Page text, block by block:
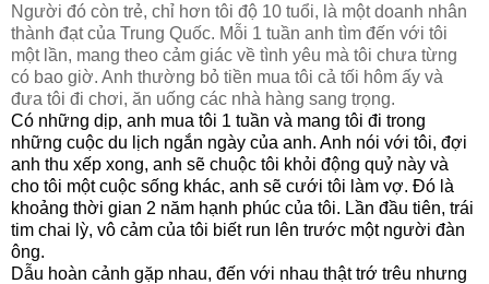
Người đó còn trẻ, chỉ hơn tôi độ 10 tuổi, là một doanh nhân
thành đạt của Trung Quốc. Mỗi 1 tuần anh tìm đến với tôi
một lần, mang theo cảm giác về tình yêu mà tôi chưa từng
có bao giờ. Anh thường bỏ tiền mua tôi cả tối hôm ấy và
đưa tôi đi chơi, ăn uống các nhà hàng sang trọng.
Có những dịp, anh mua tôi 1 tuần và mang tôi đi trong
những cuộc du lịch ngắn ngày của anh. Anh nói với tôi, đợi
anh thu xếp xong, anh sẽ chuộc tôi khỏi động quỷ này và
cho tôi một cuộc sống khác, anh sẽ cưới tôi làm vợ. Đó là
khoảng thời gian 2 năm hạnh phúc của tôi. Lần đầu tiên, trái
tim chai lỳ, vô cảm của tôi biết run lên trước một người đàn
ông.
Dẫu hoàn cảnh gặp nhau, đến với nhau thật trớ trêu nhưng